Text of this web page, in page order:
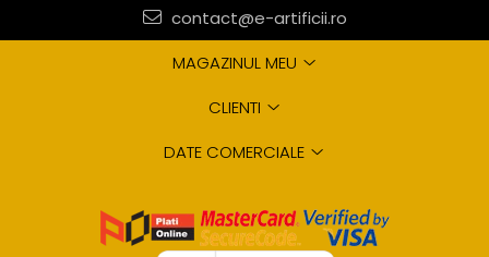
contact@e-artificii.ro
MAGAZINUL MEU
CLIENTI
DATE COMERCIALE